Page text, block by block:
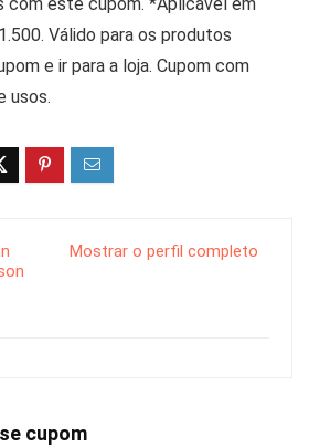
Válido para os produtos
e ir para a loja. Cupom com
usos.
Mostrar o perfil completo
cupom